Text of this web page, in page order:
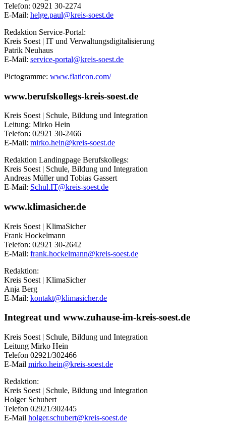
Telefon: 02921 30-2274
E-Mail: helge.paul@​kreis-soest.de
Redaktion Service-Portal:
Kreis Soest | IT und Verwaltungsdigitalisierung
Patrik Neuhaus
E-Mail: service-portal@​kreis-soest.de
Pictogramme: www.flaticon.com/
www.berufskollegs-kreis-soest.de
Kreis Soest | Schule, Bildung und Integration
Leitung: Mirko Hein
Telefon: 02921 30-2466
E-Mail: mirko.hein@​kreis-soest.de
Redaktion Landingpage Berufskollegs:
Kreis Soest | Schule, Bildung und Integration
Andreas Müller und Tobias Gassert
E-Mail: Schul.IT@​kreis-soest.de
www.klimasicher.de
Kreis Soest | KlimaSicher
Frank Hockelmann
Telefon: 02921 30-2642
E-Mail: frank.hockelmann@​kreis-soest.de
Redaktion:
Kreis Soest | KlimaSicher
Anja Berg
E-Mail: kontakt@​klimasicher.de
Integreat und www.zuhause-im-kreis-soest.de
Kreis Soest | Schule, Bildung und Integration
Leitung Mirko Hein
Telefon 02921/302466
E-Mail mirko.hein@​kreis-soest.de
Redaktion:
Kreis Soest | Schule, Bildung und Integration
Holger Schubert
Telefon 02921/302445
E-Mail holger.schubert@​kreis-soest.de